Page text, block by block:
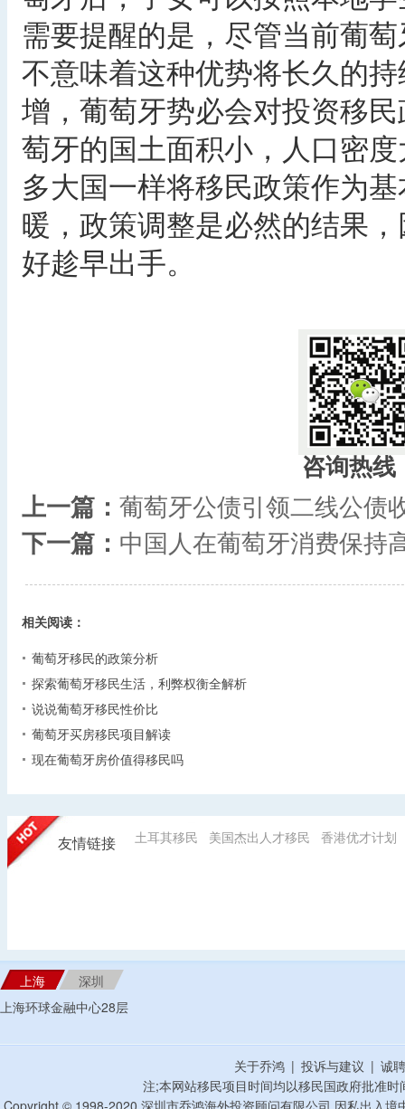
需要提醒的是，尽管当前葡
不意味着这种优势将长久的
增，葡萄牙势必会对投资移
萄牙的国土面积小，人口密
多大国一样将移民政策作为
暖，政策调整是必然的结果
好趁早出手。
咨询热线
上一篇： 葡萄牙公债引领二线公债
下一篇： 中国人在葡萄牙消费保持
相关阅读：
葡萄牙移民的政策分析
探索葡萄牙移民生活，利弊权衡全解析
说说葡萄牙移民性价比
葡萄牙买房移民项目解读
现在葡萄牙房价值得移民吗
友情链接 土耳其移民 美国杰出人才移民 香港优才计划
上海
深圳
上海环球金融中心28层
关于乔鸿 | 投诉与建议 | 诚
注;本网站移民项目时间均以移民国政府批准
Copyright © 1998-2020 深圳市乔鸿海外投资顾问有限公司 因私出入